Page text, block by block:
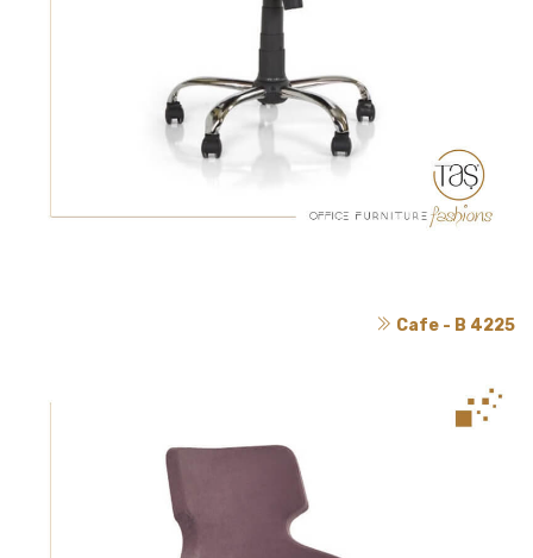
Cafe - B 4225